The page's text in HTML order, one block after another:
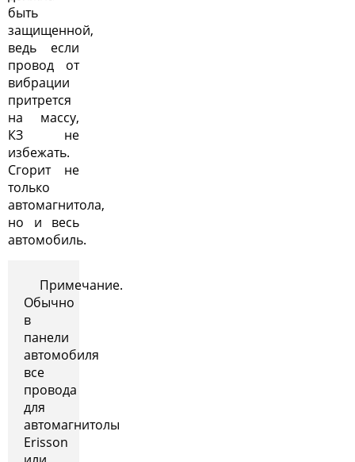
быть
защищенной,
ведь если
провод от
вибрации
притрется
на массу,
КЗ не
избежать.
Сгорит не
только
автомагнитола,
но и весь
автомобиль.
Примечание.
Обычно
в
панели
автомобиля
все
провода
для
автомагнитолы
Erisson